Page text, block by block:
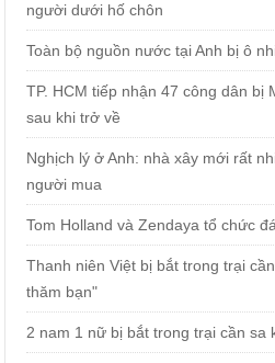
người dưới hố chôn
Toàn bộ nguồn nước tại Anh bị ô
TP. HCM tiếp nhận 47 công dân bị
sau khi trở về
Nghịch lý ở Anh: nhà xây mới rất
người mua
Tom Holland và Zendaya tổ chức
Thanh niên Việt bị bắt trong trại
thăm bạn"
2 nam 1 nữ bị bắt trong trại cần sa